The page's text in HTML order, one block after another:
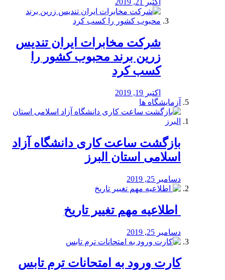
اکتبر 21, 2019
شرکت مخابرات ایران تندیس
زرین برند محبوب کشور را
کسب کرد
اکتبر 19, 2019
آزمایشگاه ها
بازگشت ساعت کاری دانشگاه آزاد
اسلامی استان البرز
دسامبر 25, 2019
️ اطلاعیه مهم تغییر تاریخ
دسامبر 25, 2019
کارت ورود به امتحانات ترم تابس